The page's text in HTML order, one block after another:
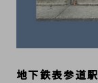
地下鉄表参道